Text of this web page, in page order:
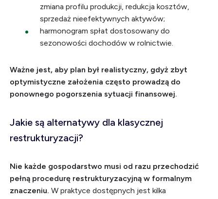
zmiana profilu produkcji, redukcja kosztów,
sprzedaż nieefektywnych aktywów;
harmonogram spłat dostosowany do
sezonowości dochodów w rolnictwie.
Ważne jest, aby plan był realistyczny, gdyż zbyt
optymistyczne założenia często prowadzą do
ponownego pogorszenia sytuacji finansowej.
Jakie są alternatywy dla klasycznej
restrukturyzacji?
Nie każde gospodarstwo musi od razu przechodzić
pełną procedurę restrukturyzacyjną w formalnym
znaczeniu. W praktyce dostępnych jest kilka